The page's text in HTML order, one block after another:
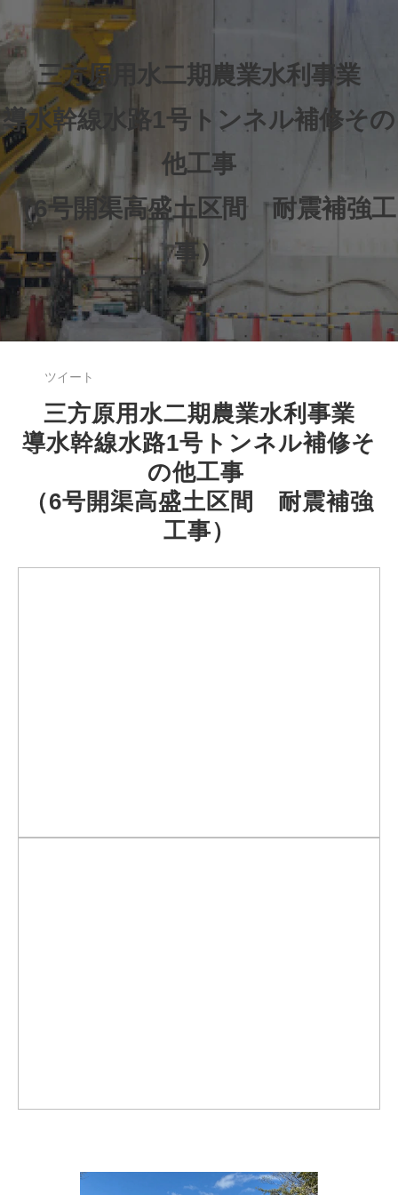
三方原用水二期農業水利事業
導水幹線水路1号トンネル補修その
他工事
事）
ツイート
三方原用水二期農業水利事業
導水幹線水路1号トンネル補修そ
の他工事
（6号開渠高盛土区間　耐震補強
工事）